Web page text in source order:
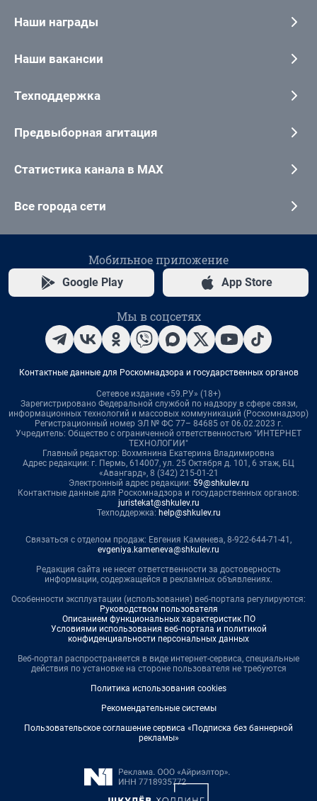
Наши награды
Наши вакансии
Техподдержка
Предвыборная агитация
Статистика канала в MAX
Все города сети
Мобильное приложение
Google Play App Store
Мы в соцсетях
Контактные данные для Роскомнадзора и государственных органов
Сетевое издание «59.РУ» (18+)
Зарегистрировано Федеральной службой по надзору в сфере связи,
информационных технологий и массовых коммуникаций (Роскомнадзор)
Регистрационный номер ЭЛ № ФС 77– 84685 от 06.02.2023 г.
Учредитель: Общество с ограниченной ответственностью "ИНТЕРНЕТ
ТЕХНОЛОГИИ"
Главный редактор: Вохмянина Екатерина Владимировна
Адрес редакции: г. Пермь, 614007, ул. 25 Октября д. 101, 6 этаж, БЦ
«Авангард», 8 (342) 215-01-21
Электронный адрес редакции: 59@shkulev.ru
Контактные данные для Роскомнадзора и государственных органов:
juristekat@shkulev.ru
Техподдержка: help@shkulev.ru
Связаться с отделом продаж: Евгения Каменева, 8-922-644-71-41,
evgeniya.kameneva@shkulev.ru
Редакция сайта не несет ответственности за достоверность
информации, содержащейся в рекламных объявлениях.
Особенности эксплуатации (использования) веб-портала регулируются:
Руководством пользователя
Описанием функциональных характеристик ПО
Условиями использования веб-портала и политикой
конфиденциальности персональных данных
Веб-портал распространяется в виде интернет-сервиса, специальные
действия по установке на стороне пользователя не требуются
Политика использования cookies
Рекомендательные системы
Пользовательское соглашение сервиса «Подписка без баннерной
рекламы»